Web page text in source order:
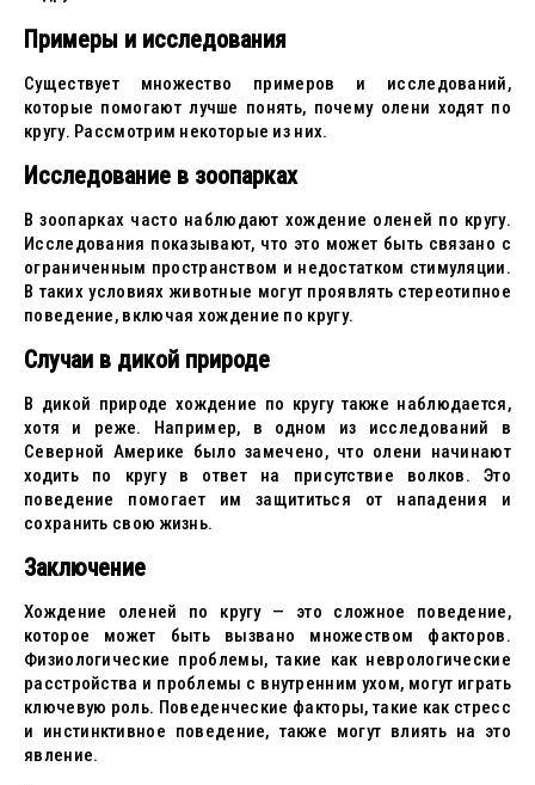
Примеры и исследования
Существует множество примеров и исследований,
которые помогают лучше понять, почему олени ходят по
кругу. Рассмотрим некоторые из них.
Исследование в зоопарках
В зоопарках часто наблюдают хождение оленей по кругу.
Исследования показывают, что это может быть связано с
ограниченным пространством и недостатком стимуляции.
В таких условиях животные могут проявлять стереотипное
поведение, включая хождение по кругу.
Случаи в дикой природе
В дикой природе хождение по кругу также наблюдается,
хотя и реже. Например, в одном из исследований в
Северной Америке было замечено, что олени начинают
ходить по кругу в ответ на присутствие волков. Это
поведение помогает им защититься от нападения и
сохранить свою жизнь.
Заключение
Хождение оленей по кругу — это сложное поведение,
которое может быть вызвано множеством факторов.
Физиологические проблемы, такие как неврологические
расстройства и проблемы с внутренним ухом, могут играть
ключевую роль. Поведенческие факторы, такие как стресс
и инстинктивное поведение, также могут влиять на это
явление.